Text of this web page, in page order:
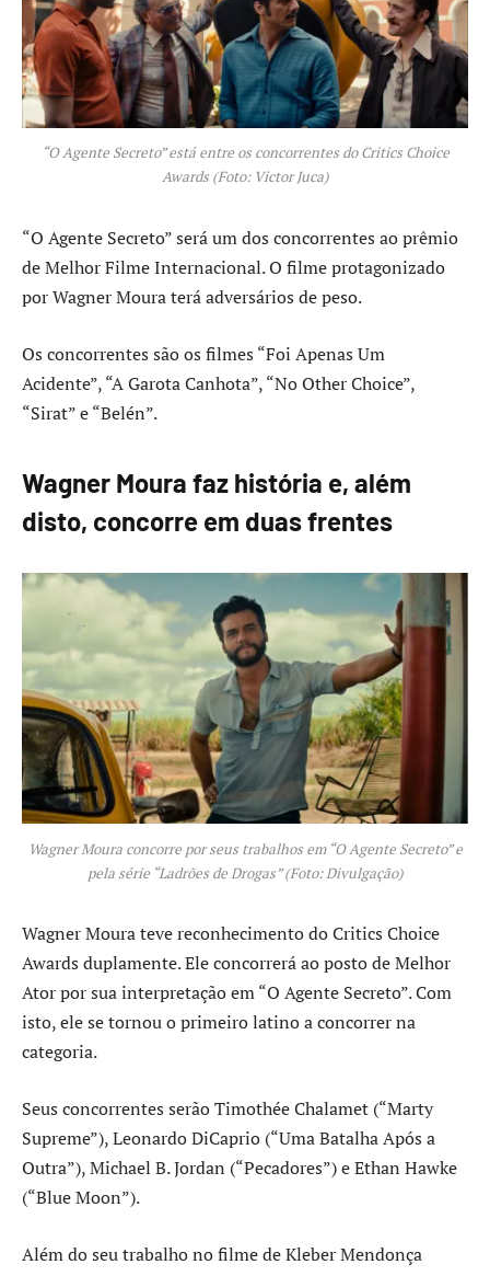
“O Agente Secreto” está entre os concorrentes do Critics Choice
Awards (Foto: Victor Juca)
“O Agente Secreto” será um dos concorrentes ao prêmio
de Melhor Filme Internacional. O filme protagonizado
por Wagner Moura terá adversários de peso.
Os concorrentes são os filmes “Foi Apenas Um
Acidente”, “A Garota Canhota”, “No Other Choice”,
“Sirat” e “Belén”.
Wagner Moura faz história e, além
disto, concorre em duas frentes
Wagner Moura concorre por seus trabalhos em “O Agente Secreto” e
pela série “Ladrões de Drogas” (Foto: Divulgação)
Wagner Moura teve reconhecimento do Critics Choice
Awards duplamente. Ele concorrerá ao posto de Melhor
Ator por sua interpretação em “O Agente Secreto”. Com
isto, ele se tornou o primeiro latino a concorrer na
categoria.
Seus concorrentes serão Timothée Chalamet (“Marty
Supreme”), Leonardo DiCaprio (“Uma Batalha Após a
Outra”), Michael B. Jordan (“Pecadores”) e Ethan Hawke
(“Blue Moon”).
Além do seu trabalho no filme de Kleber Mendonça